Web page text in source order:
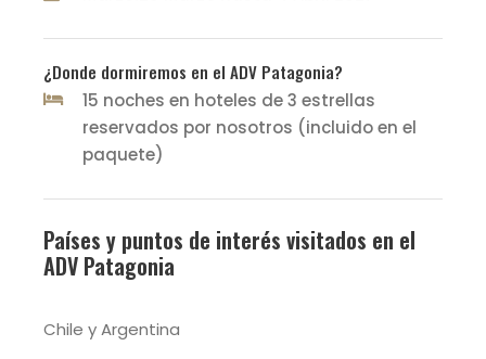
¿Donde dormiremos en el ADV Patagonia?
15 noches en hoteles de 3 estrellas
reservados por nosotros (incluido en el
paquete)
Países y puntos de interés visitados en el
ADV Patagonia
Chile y Argentina